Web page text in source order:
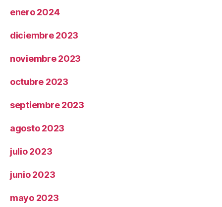
enero 2024
diciembre 2023
noviembre 2023
octubre 2023
septiembre 2023
agosto 2023
julio 2023
junio 2023
mayo 2023